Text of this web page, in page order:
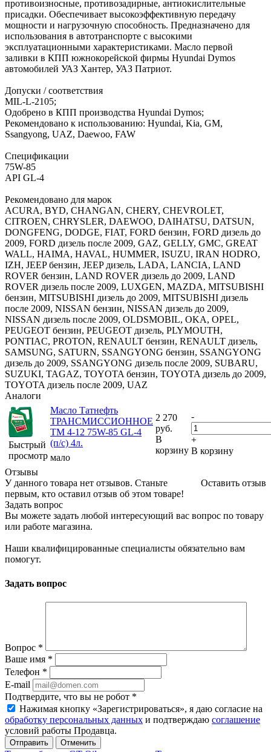
противоизносные, противозадирные, антиокислительные
присадки. Обеспечивает высокоэффективную передачу
мощности и нагрузочную способность. Предназначено для
использования в автотранспорте с высокими
эксплуатационными характеристиками. Масло первой
заливки в КПП южнокорейской фирмы Hyundai Dymos
автомобилей УАЗ Хантер, УАЗ Патриот.
Допуски / соответствия
MIL-L-2105;
Одобрено в КПП производства Hyundai Dymos;
Рекомендовано к использованию: Hyundai, Kia, GM,
Ssangyong, UAZ, Daewoo, FAW
Спецификации
75W-85
API GL-4
Рекомендовано для марок
ACURA, BYD, CHANGAN, CHERY, CHEVROLET,
CITROEN, CHRYSLER, DAEWOO, DAIHATSU, DATSUN,
DONGFENG, DODGE, FIAT, FORD бензин, FORD дизель до
2009, FORD дизель после 2009, GAZ, GELLY, GMC, GREAT
WALL, HAIMA, HAVAL, HUMMER, ISUZU, IRAN HODRO,
IZH, JEEP бензин, JEEP дизель, LADA, LANCIA, LAND
ROVER бензин, LAND ROVER дизель до 2009, LAND
ROVER дизель после 2009, LUXGEN, MAZDA, MITSUBISHI
бензин, MITSUBISHI дизель до 2009, MITSUBISHI дизель
после 2009, NISSAN бензин, NISSAN дизель до 2009,
NISSAN дизель после 2009, OLDSMOBIL, OKA, OPEL,
PEUGEOT бензин, PEUGEOT дизель, PLYMOUTH,
PONTIAC, PROTON, RENAULT бензин, RENAULT дизель,
SAMSUNG, SATURN, SSANGYONG бензин, SSANGYONG
дизель до 2009, SSANGYONG дизель после 2009, SUBARU,
SUZUKI, TAGAZ, TOYOTA бензин, TOYOTA дизель до 2009,
TOYOTA дизель после 2009, UAZ
Аналоги
Быстрый
просмотр
Масло Татнефть
ТРАНСМИССИОННОЕ
ТМ 4-12 75W-85 GL-4
(п/с) 4л.
мало
2 270
руб.
В
корзину
-
+
В корзину
Отзывы
Оставить отзыв
У данного товара нет отзывов. Станьте
первым, кто оставил отзыв об этом товаре!
Задать вопрос
Вы можете задать любой интересующий вас вопрос по товару
или работе магазина.
Наши квалифицированные специалисты обязательно вам
помогут.
Задать вопрос
Вопрос *
Ваше имя *
Телефон *
E-mail
Подтвердите, что вы не робот *
Нажимая кнопку «Зарегистрироваться», я даю согласие на
обработку персональных данных и подтверждаю соглашение
условий работы Продавца.
Отменить